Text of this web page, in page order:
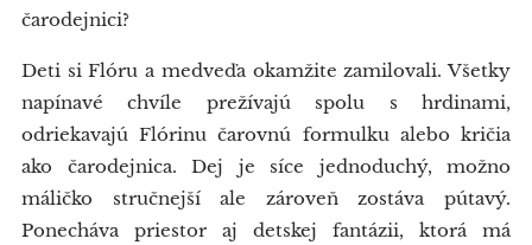
čarodejnici?
Deti si Flóru a medveďa okamžite zamilovali. Všetky
napínavé chvíle prežívajú spolu s hrdinami,
odriekavajú Flórinu čarovnú formulku alebo kričia
ako čarodejnica. Dej je síce jednoduchý, možno
máličko stručnejší ale zároveň zostáva pútavý.
Ponecháva priestor aj detskej fantázii, ktorá má